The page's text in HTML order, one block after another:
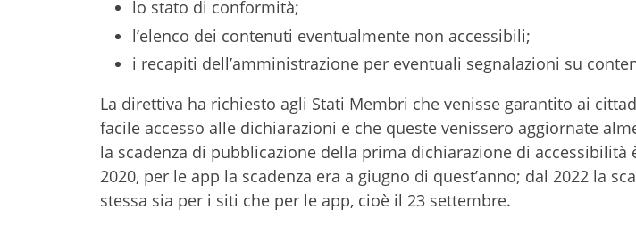
lo stato di conformità;
l’elenco dei contenuti eventualmente non accessibili;
i recapiti dell’amministrazione per eventuali segnalazioni su
La direttiva ha richiesto agli Stati Membri che venisse garantito ai
facile accesso alle dichiarazioni e che queste venissero aggiornate
la scadenza di pubblicazione della prima dichiarazione di accessibilità
2020, per le app la scadenza era a giugno di quest’anno; dal 2022 la
stessa sia per i siti che per le app, cioè il 23 settembre.